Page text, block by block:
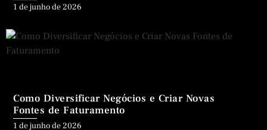
Posted
1 de junho de 2026
Como Diversificar Negócios e Criar Novas
Fontes de Faturamento
Posted
1 de junho de 2026